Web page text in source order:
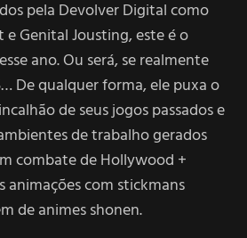
pela Devolver Digital como
Genital Jousting, este é o
ano. Ou será, se realmente
De qualquer forma, ele puxa o
de seus jogos passados e
de trabalho gerados
combate de Hollywood +
animações com stickmans
de animes shonen.